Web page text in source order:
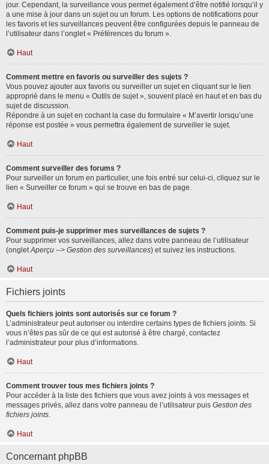
jour. Cependant, la surveillance vous permet également d’être notifié lorsqu’il y
a une mise à jour dans un sujet ou un forum. Les options de notifications pour
les favoris et les surveillances peuvent être configurées depuis le panneau de
l’utilisateur dans l’onglet « Préférences du forum ».
Haut
Comment mettre en favoris ou surveiller des sujets ?
Vous pouvez ajouter aux favoris ou surveiller un sujet en cliquant sur le lien
approprié dans le menu « Outils de sujet », souvent placé en haut et en bas du
sujet de discussion.
Répondre à un sujet en cochant la case du formulaire « M’avertir lorsqu’une
réponse est postée » vous permettra également de surveiller le sujet.
Haut
Comment surveiller des forums ?
Pour surveiller un forum en particulier, une fois entré sur celui-ci, cliquez sur le
lien « Surveiller ce forum » qui se trouve en bas de page.
Haut
Comment puis-je supprimer mes surveillances de sujets ?
Pour supprimer vos surveillances, allez dans votre panneau de l’utilisateur
(ongletAperçu --> Gestion des surveillances) et suivez les instructions.
Haut
Fichiers joints
Quels fichiers joints sont autorisés sur ce forum ?
L’administrateur peut autoriser ou interdire certains types de fichiers joints. Si
vous n’êtes pas sûr de ce qui est autorisé à être chargé, contactez
l’administrateur pour plus d’informations.
Haut
Comment trouver tous mes fichiers joints ?
Pour accéder à la liste des fichiers que vous avez joints à vos messages et
messages privés, allez dans votre panneau de l’utilisateur puis Gestion des
fichiers joints.
Haut
Concernant phpBB